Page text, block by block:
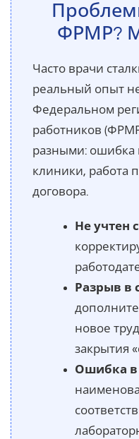
ФРМР?
Часто врачи
реальный опыт
Федеральном
работников
разными: ошибка
клиники, работа
договора.
Не учтен
Разрыв в
новое
закрытия
Ошибка в